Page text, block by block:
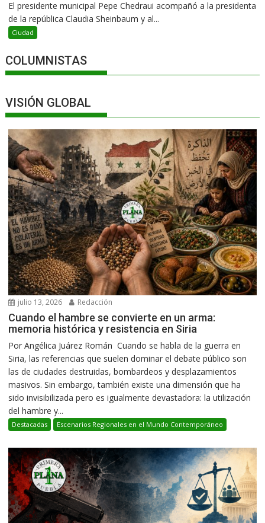
El presidente municipal Pepe Chedraui acompañó a la presidenta
de la república Claudia Sheinbaum y al...
Ciudad
COLUMNISTAS
VISIÓN GLOBAL
julio 13, 2026 Redacción
Cuando el hambre se convierte en un arma:
memoria histórica y resistencia en Siria
Por Angélica Juárez Román Cuando se habla de la guerra en
Siria, las referencias que suelen dominar el debate público son
las de ciudades destruidas, bombardeos y desplazamientos
masivos. Sin embargo, también existe una dimensión que ha
sido invisibilizada pero es igualmente devastadora: la utilización
del hambre y...
Destacadas Escenarios Regionales en el Mundo Contemporáneo